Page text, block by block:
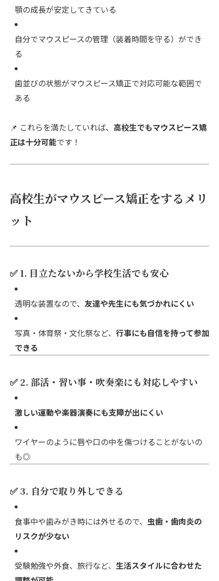
顎の成長が安定してきている
自分でマウスピースの管理（装着時間を守る）ができ
る
歯並びの状態がマウスピース矯正で対応可能な範囲で
ある
📌 これらを満たしていれば、 高校生でもマウスピース矯
正は十分可能です！
高校生がマウスピース矯正をするメリ
ット
✅ 1. 目立たないから学校生活でも安心
透明な装置なので、 友達や先生にも気づかれにくい
写真・体育祭・文化祭など、 行事にも自信を持って参加
できる
✅ 2. 部活・習い事・吹奏楽にも対応しやすい
激しい運動や楽器演奏にも支障が出にくい
ワイヤーのように唇や口の中を傷つけることがないの
も◎
✅ 3. 自分で取り外しできる
食事中や歯みがき時には外せるので、 虫歯・歯肉炎の
リスクが少ない
受験勉強や外食、旅行など、 生活スタイルに合わせた